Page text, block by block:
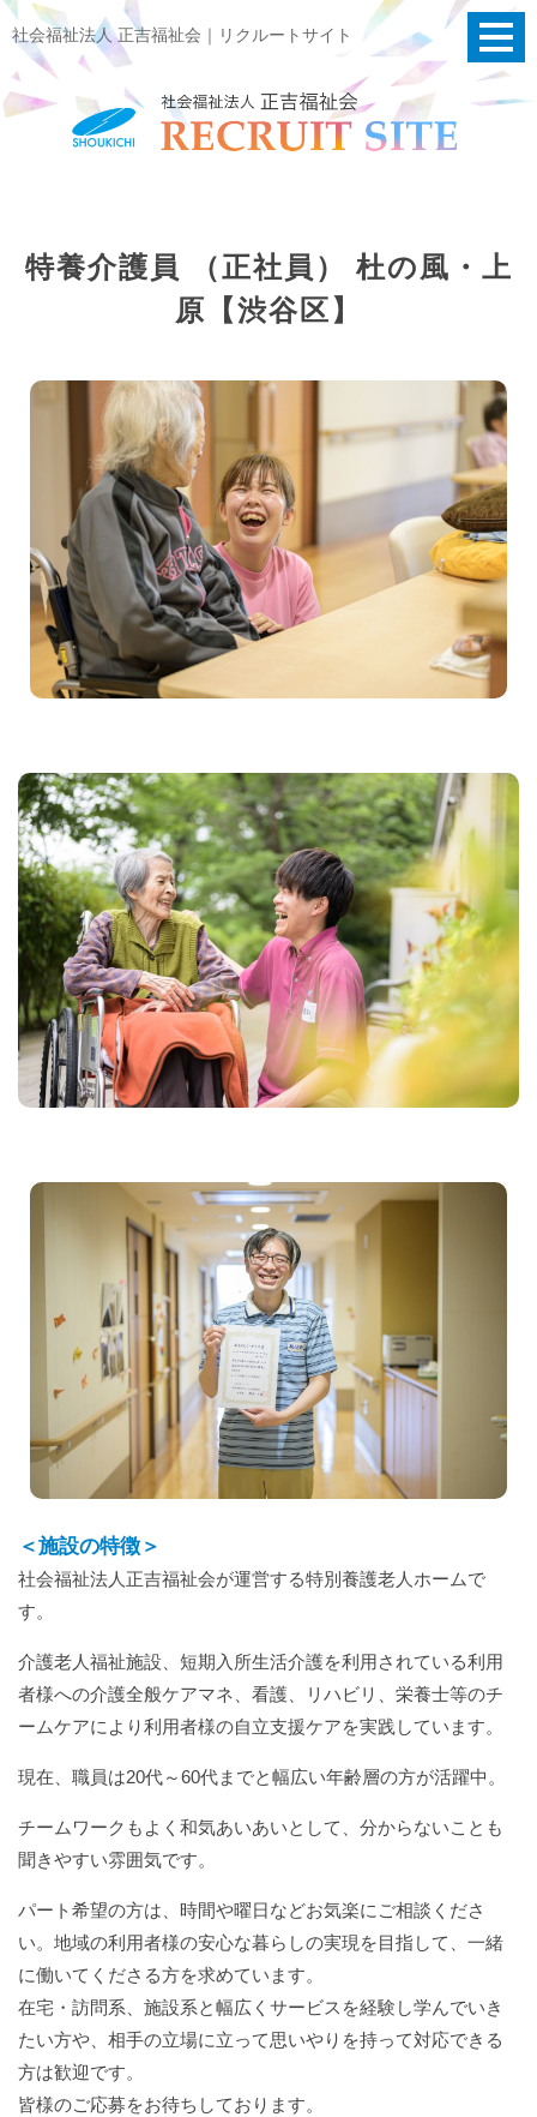
社会福祉法人 正吉福祉会｜リクルートサイト
特養介護員 （正社員） 杜の風・上
原【渋谷区】
＜施設の特徴＞
社会福祉法人正吉福祉会が運営する特別養護老人ホームで
す。
介護老人福祉施設、短期入所生活介護を利用されている利用
者様への介護全般ケアマネ、看護、リハビリ、栄養士等のチ
ームケアにより利用者様の自立支援ケアを実践しています。
現在、職員は20代～60代までと幅広い年齢層の方が活躍中。
チームワークもよく和気あいあいとして、分からないことも
聞きやすい雰囲気です。
パート希望の方は、時間や曜日などお気楽にご相談くださ
い。地域の利用者様の安心な暮らしの実現を目指して、一緒
に働いてくださる方を求めています。
在宅・訪問系、施設系と幅広くサービスを経験し学んでいき
たい方や、相手の立場に立って思いやりを持って対応できる
方は歓迎です。
皆様のご応募をお待ちしております。